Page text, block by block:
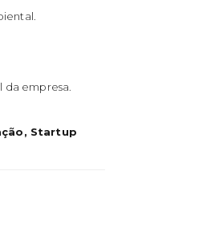
da empresa.
Startup